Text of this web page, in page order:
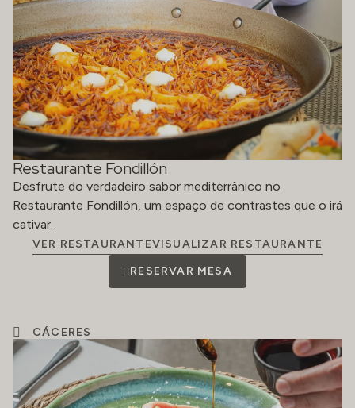
Restaurante Fondillón
Desfrute do verdadeiro sabor mediterrânico no
Restaurante Fondillón, um espaço de contrastes que o irá
cativar.
VER RESTAURANTEVISUALIZAR RESTAURANTE
RESERVAR MESA
CÁCERES